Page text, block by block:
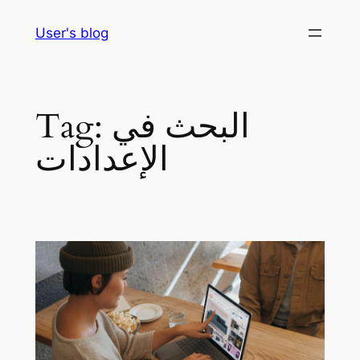
User's blog
Tag: البحث في
الإعدادات